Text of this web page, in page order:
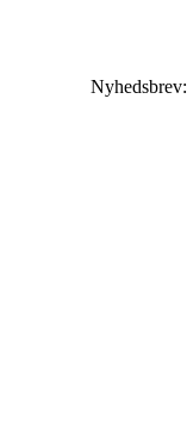
Nyhedsbrev: